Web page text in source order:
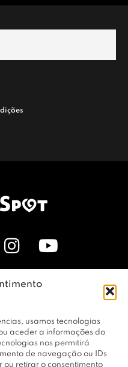
usamos tecnologias
aceder a informações do
nos permitirá
de navegação ou IDs
ou retirar o consentimento